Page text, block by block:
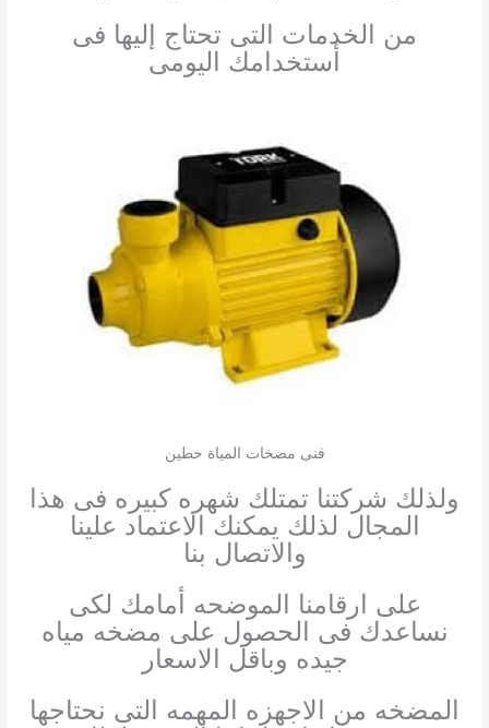
من الخدمات التى تحتاج إليها فى
أستخدامك اليومى
فنى مضخات المياة حطين
ولذلك شركتنا تمتلك شهره كبيره فى هذا
المجال لذلك يمكنك الاعتماد علينا
والاتصال بنا
على ارقامنا الموضحه أمامك لكى
نساعدك فى الحصول على مضخه مياه
جيده وباقل الاسعار
المضخه من الاجهزه المهمه التى نحتاجها